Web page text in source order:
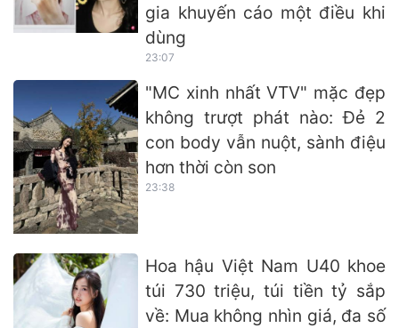
gia khuyến cáo một điều khi
dùng
23:07
"MC xinh nhất VTV" mặc đẹp
không trượt phát nào: Đẻ 2
con body vẫn nuột, sành điệu
hơn thời còn son
23:38
Hoa hậu Việt Nam U40 khoe
túi 730 triệu, túi tiền tỷ sắp
về: Mua không nhìn giá, đa số